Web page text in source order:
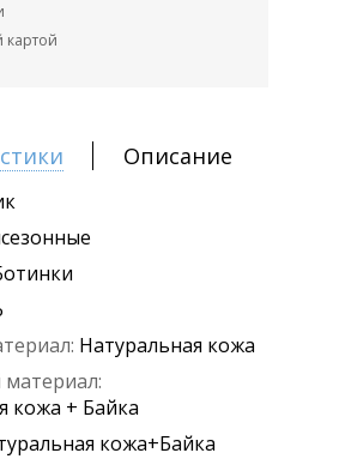
картой
Описание
Натуральная кожа
кожа + Байка
кожа+Байка